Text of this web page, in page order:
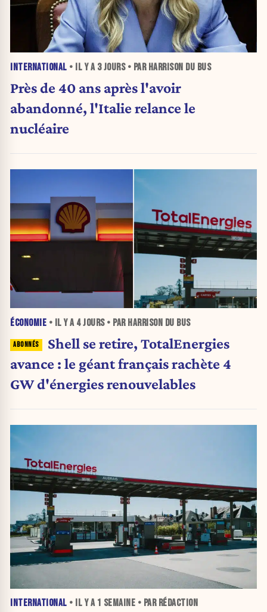
INTERNATIONAL • IL Y A 3 JOURS• PAR HARRISON DU BUS
Près de 40 ans après l'avoir
abandonné, l'Italie relance le
nucléaire
ÉCONOMIE • IL Y A 4 JOURS• PAR HARRISON DU BUS
Shell se retire, TotalEnergies
avance : le géant français rachète 4
GW d'énergies renouvelables
INTERNATIONAL • IL Y A 1 SEMAINE • PAR RÉDACTION